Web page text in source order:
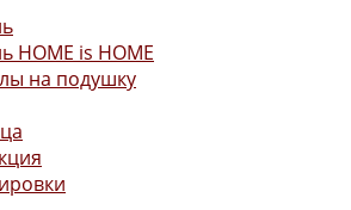
HOME is HOME
на подушку